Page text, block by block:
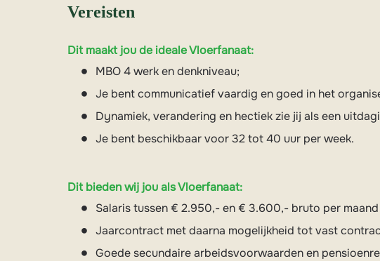
Vereisten
Dit maakt jou de ideale Vloerfanaat:
MBO 4 werk en denkniveau;
Je bent communicatief vaardig en goed in het
Dynamiek, verandering en hectiek zie jij als een
Je bent beschikbaar voor 32 tot 40 uur per week.
Dit bieden wij jou als Vloerfanaat:
Salaris tussen € 2.950,- en € 3.600,- bruto per
Jaarcontract met daarna mogelijkheid tot vast
Goede secundaire arbeidsvoorwaarden en